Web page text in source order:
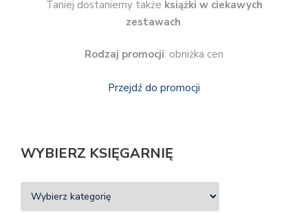
Taniej dostaniemy także książki w ciekawych
zestawach.
Rodzaj promocji: obniżka cen
Przejdź do promocji
WYBIERZ KSIĘGARNIĘ